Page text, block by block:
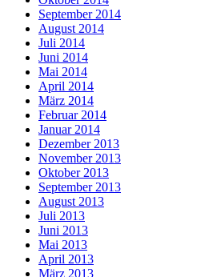
September 2014
August 2014
Juli 2014
Juni 2014
Mai 2014
April 2014
März 2014
Februar 2014
Januar 2014
Dezember 2013
November 2013
Oktober 2013
September 2013
August 2013
Juli 2013
Juni 2013
Mai 2013
April 2013
März 2013